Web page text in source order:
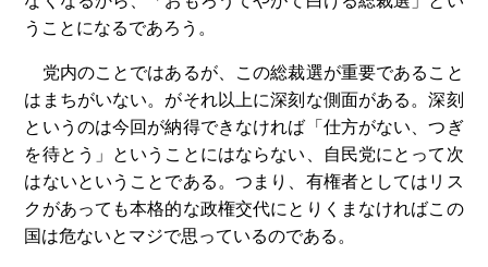
うことになるであろう。
党内のことではあるが、この総裁選が重要であること
はまちがいない。がそれ以上に深刻な側面がある。深刻
というのは今回が納得できなければ「仕方がない、つぎ
を待とう」ということにはならない、自民党にとって次
はないということである。つまり、有権者としてはリス
クがあっても本格的な政権交代にとりくまなければこの
国は危ないとマジで思っているのである。